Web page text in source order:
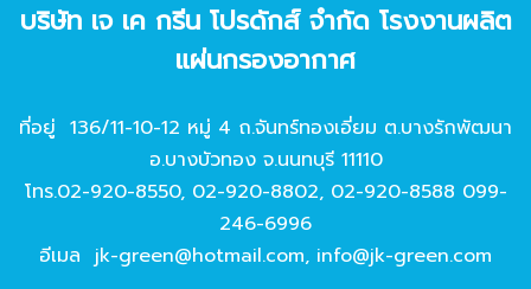
บริษัท เจ เค กรีน โปรดักส์ จํากัด โรงงานผลิต
แผ่นกรองอากาศ
ที่อยู่ 136/11-10-12 หมู่ 4 ถ.จันทร์ทองเอี่ยม ต.บางรักพัฒนา
อ.บางบัวทอง จ.นนทบุรี 11110
โทร.02-920-8550, 02-920-8802, 02-920-8588 099-
246-6996
อีเมล jk-green@hotmail.com, info@jk-green.com